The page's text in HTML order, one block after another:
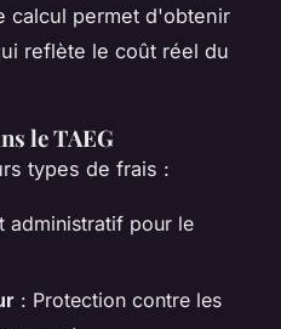
calcul permet d'obtenir
reflète le coût réel du
le TAEG
types de frais :
administratif pour le
: Protection contre les